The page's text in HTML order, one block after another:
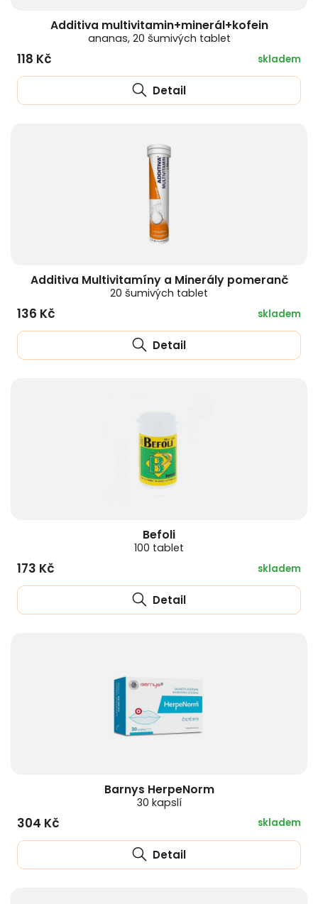
Additiva multivitamin+minerál+kofein
ananas, 20 šumivých tablet
118 Kč skladem
Detail
Additiva Multivitamíny a Minerály pomeranč
20 šumivých tablet
136 Kč skladem
Detail
Befoli
100 tablet
173 Kč skladem
Detail
Barnys HerpeNorm
30 kapslí
304 Kč skladem
Detail